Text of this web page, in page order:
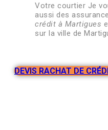
Votre courtier Je
aussi des
crédit à Martigues
sur la ville de
DEVIS RACHAT DE